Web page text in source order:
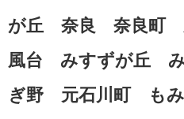
が丘 奈良 奈良町
風台 みすずが丘
ぎ野 元石川町 も